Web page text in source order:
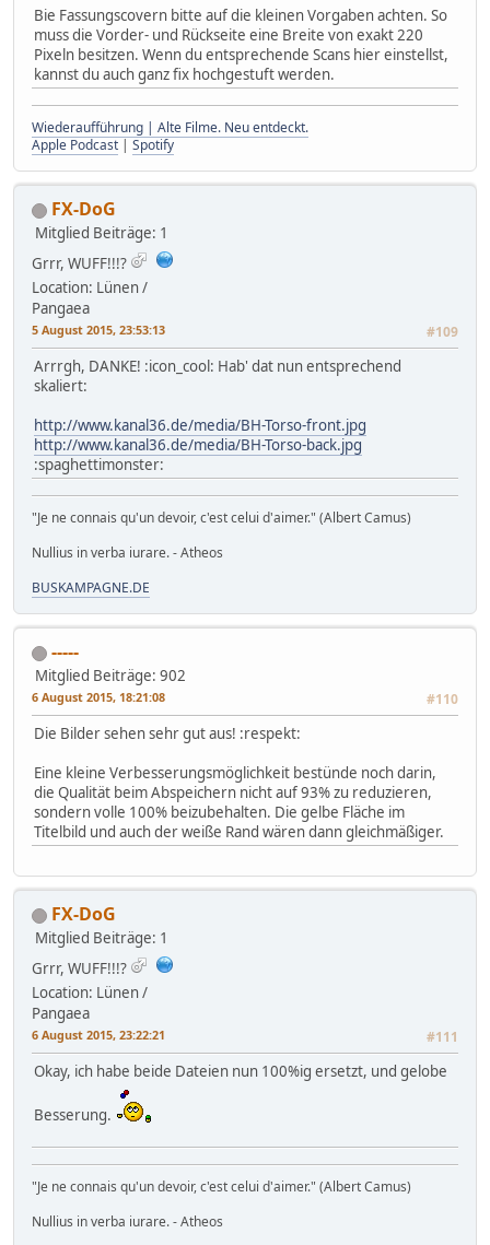
Bie Fassungscovern bitte auf die kleinen Vorgaben achten. So
muss die Vorder- und Rückseite eine Breite von exakt 220
Pixeln besitzen. Wenn du entsprechende Scans hier einstellst,
kannst du auch ganz fix hochgestuft werden.
Wiederaufführung | Alte Filme. Neu entdeckt.
Apple Podcast | Spotify
FX-DoG
Mitglied Beiträge: 1
Grrr, WUFF!!!?
Location: Lünen /
Pangaea
5 August 2015, 23:53:13 #109
Arrrgh, DANKE! :icon_cool: Hab' dat nun entsprechend
skaliert:
http://www.kanal36.de/media/BH-Torso-front.jpg
http://www.kanal36.de/media/BH-Torso-back.jpg
:spaghettimonster:
"Je ne connais qu'un devoir, c'est celui d'aimer." (Albert Camus)
Nullius in verba iurare. - Atheos
BUSKAMPAGNE.DE
-----
Mitglied Beiträge: 902
6 August 2015, 18:21:08 #110
Die Bilder sehen sehr gut aus! :respekt:
Eine kleine Verbesserungsmöglichkeit bestünde noch darin,
die Qualität beim Abspeichern nicht auf 93% zu reduzieren,
sondern volle 100% beizubehalten. Die gelbe Fläche im
Titelbild und auch der weiße Rand wären dann gleichmäßiger.
FX-DoG
Mitglied Beiträge: 1
Grrr, WUFF!!!?
Location: Lünen /
Pangaea
6 August 2015, 23:22:21 #111
Okay, ich habe beide Dateien nun 100%ig ersetzt, und gelobe
Besserung.
"Je ne connais qu'un devoir, c'est celui d'aimer." (Albert Camus)
Nullius in verba iurare. - Atheos